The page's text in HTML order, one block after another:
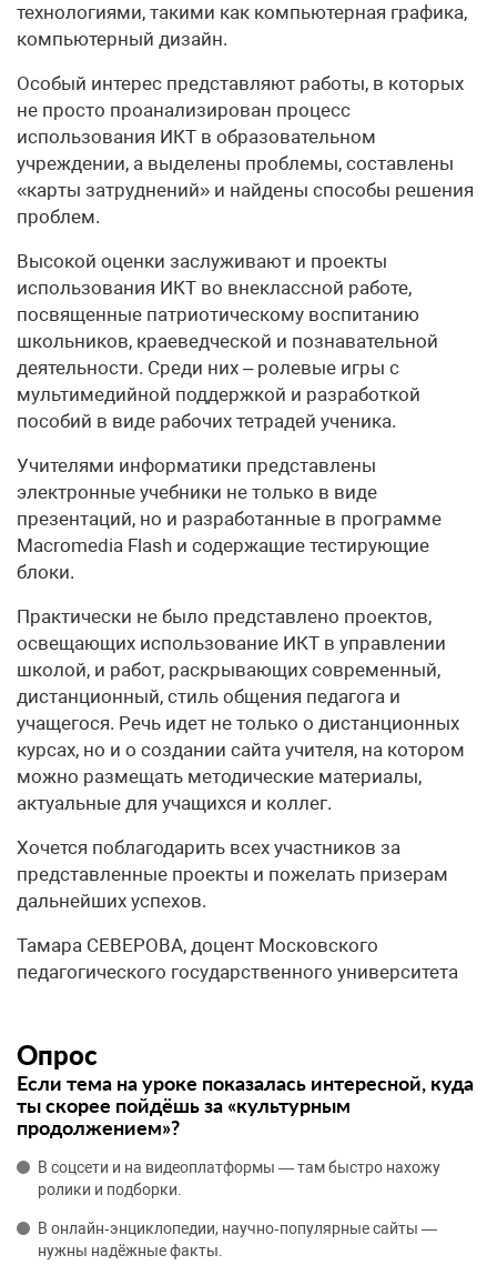
технологиями, такими как компьютерная графика,
компьютерный дизайн.
Особый интерес представляют работы, в которых
не просто проанализирован процесс
использования ИКТ в образовательном
учреждении, а выделены проблемы, составлены
«карты затруднений» и найдены способы решения
проблем.
Высокой оценки заслуживают и проекты
использования ИКТ во внеклассной работе,
посвященные патриотическому воспитанию
школьников, краеведческой и познавательной
деятельности. Среди них – ролевые игры с
мультимедийной поддержкой и разработкой
пособий в виде рабочих тетрадей ученика.
Учителями информатики представлены
электронные учебники не только в виде
презентаций, но и разработанные в программе
Macromedia Flash и содержащие тестирующие
блоки.
Практически не было представлено проектов,
освещающих использование ИКТ в управлении
школой, и работ, раскрывающих современный,
дистанционный, стиль общения педагога и
учащегося. Речь идет не только о дистанционных
курсах, но и о создании сайта учителя, на котором
можно размещать методические материалы,
актуальные для учащихся и коллег.
Хочется поблагодарить всех участников за
представленные проекты и пожелать призерам
дальнейших успехов.
Тамара СЕВЕРОВА, доцент Московского
педагогического государственного университета
Опрос
Если тема на уроке показалась интересной, куда
ты скорее пойдёшь за «культурным
продолжением»?
В соцсети и на видеоплатформы — там быстро нахожу
ролики и подборки.
В онлайн‑энциклопедии, научно‑популярные сайты —
нужны надёжные факты.